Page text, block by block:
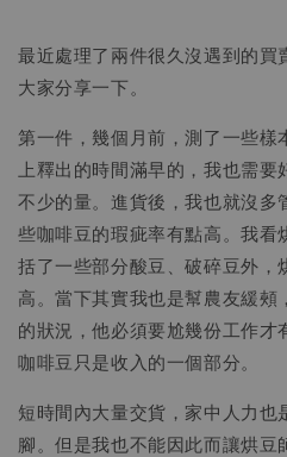
最近處理了兩件很久沒遇到的買
大家分享一下。
第一件，幾個月前，測了一些樣
上釋出的時間滿早的，我也需要
不少的量。進貨後，我也就沒多
些咖啡豆的瑕疵率有點高。我看
括了一些部分酸豆、破碎豆外，
高。當下其實我也是幫農友緩頰
的狀況，他必須要尬幾份工作才
咖啡豆只是收入的一個部分。
短時間內大量交貨，家中人力也
腳。但是我也不能因此而讓烘豆